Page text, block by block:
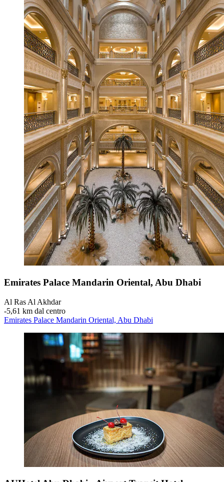
Emirates Palace Mandarin Oriental, Abu Dhabi
Al Ras Al Akhdar
‐5,61 km dal centro
Emirates Palace Mandarin Oriental, Abu Dhabi